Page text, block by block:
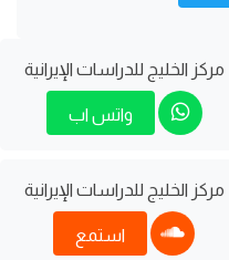
مركز الخليج للدراسات اﻹيرانية
واتس اب
مركز الخليج للدراسات اﻹيرانية
استمع